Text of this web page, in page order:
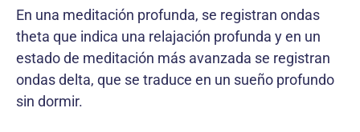
En una meditación profunda, se registran ondas
theta que indica una relajación profunda y en un
estado de meditación más avanzada se registran
ondas delta, que se traduce en un sueño profundo
sin dormir.